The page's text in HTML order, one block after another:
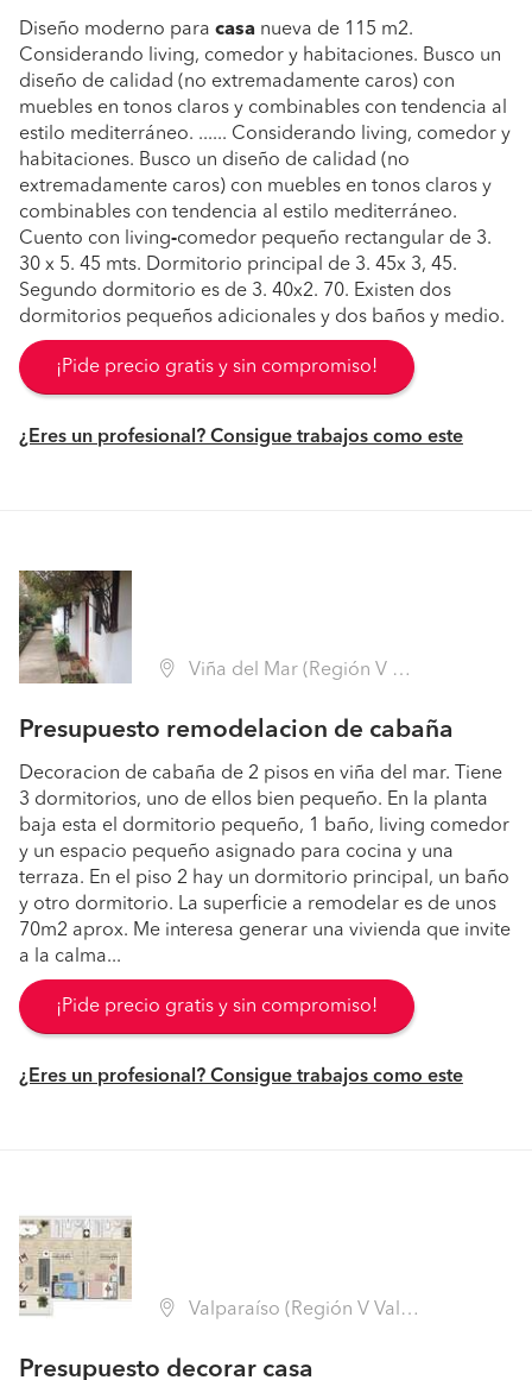
Diseño moderno para casa nueva de 115 m2.
Considerando living, comedor y habitaciones. Busco un
diseño de calidad (no extremadamente caros) con
muebles en tonos claros y combinables con tendencia al
estilo mediterráneo. ...... Considerando living, comedor y
habitaciones. Busco un diseño de calidad (no
extremadamente caros) con muebles en tonos claros y
combinables con tendencia al estilo mediterráneo.
Cuento con living-comedor pequeño rectangular de 3.
30 x 5. 45 mts. Dormitorio principal de 3. 45x 3, 45.
Segundo dormitorio es de 3. 40x2. 70. Existen dos
dormitorios pequeños adicionales y dos baños y medio.
¡Pide precio gratis y sin compromiso!
¿Eres un profesional? Consigue trabajos como este
Viña del Mar (Región V Valparaíso - Valparaíso)
Presupuesto remodelacion de cabaña
Decoracion de cabaña de 2 pisos en viña del mar. Tiene
3 dormitorios, uno de ellos bien pequeño. En la planta
baja esta el dormitorio pequeño, 1 baño, living comedor
y un espacio pequeño asignado para cocina y una
terraza. En el piso 2 hay un dormitorio principal, un baño
y otro dormitorio. La superficie a remodelar es de unos
70m2 aprox. Me interesa generar una vivienda que invite
a la calma...
¡Pide precio gratis y sin compromiso!
¿Eres un profesional? Consigue trabajos como este
Valparaíso (Región V Valparaíso - Valparaíso)
Presupuesto decorar casa